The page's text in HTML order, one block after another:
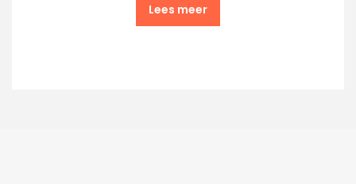
Lees meer